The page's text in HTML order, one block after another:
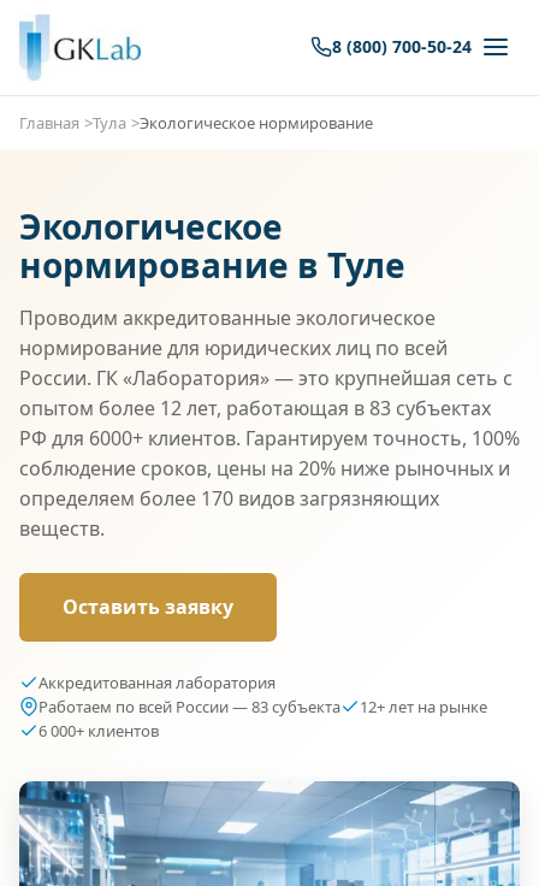
8 (800) 700-50-24
Главная Тула Экологическое нормирование
Экологическое
нормирование в Туле
Проводим аккредитованные экологическое
нормирование для юридических лиц по всей
России. ГК «Лаборатория» — это крупнейшая сеть с
опытом более 12 лет, работающая в 83 субъектах
РФ для 6000+ клиентов. Гарантируем точность, 100%
соблюдение сроков, цены на 20% ниже рыночных и
определяем более 170 видов загрязняющих
веществ.
Оставить заявку
Аккредитованная лаборатория
Работаем по всей России — 83 субъекта
12+ лет на рынке
6 000+ клиентов